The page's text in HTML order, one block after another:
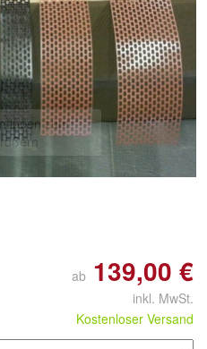
zum
ab 139,00 €
inkl. MwSt.
Kostenloser Versand